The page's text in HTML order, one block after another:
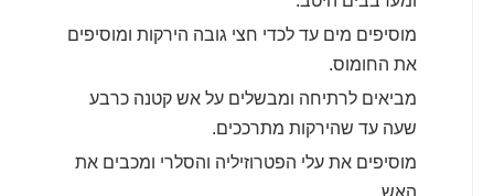
מוסיפים מים עד לכדי חצי גובה הירקות ומוסיפים
את החומוס.
מביאים לרתיחה ומבשלים על אש קטנה כרבע
שעה עד שהירקות מתרככים.
מוסיפים את עלי הפטרוזיליה והסלרי ומכבים את
האש.